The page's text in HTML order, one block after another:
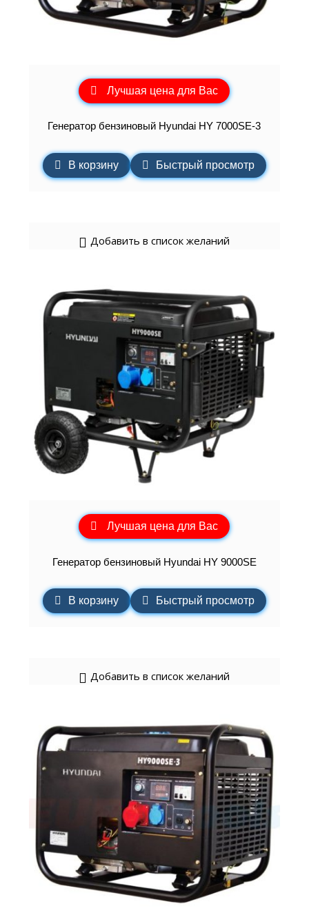
Лучшая цена для Вас
Генератор бензиновый Hyundai HY 7000SE-3
В корзину Быстрый просмотр
Добавить в список желаний
Лучшая цена для Вас
Генератор бензиновый Hyundai HY 9000SE
В корзину Быстрый просмотр
Добавить в список желаний